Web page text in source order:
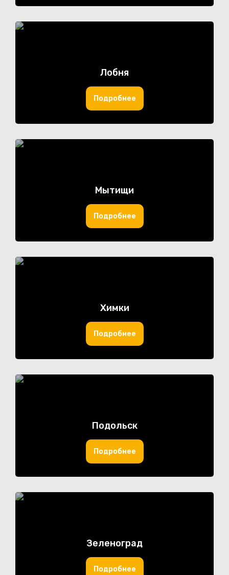
Лобня
Подробнее
Мытищи
Подробнее
Химки
Подробнее
Подольск
Подробнее
Зеленоград
Подробнее